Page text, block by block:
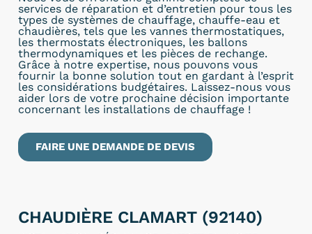
services de réparation et d’entretien pour tous les
types de systèmes de chauffage, chauffe-eau et
chaudières, tels que les vannes thermostatiques,
les thermostats électroniques, les ballons
thermodynamiques et les pièces de rechange.
Grâce à notre expertise, nous pouvons vous
fournir la bonne solution tout en gardant à l’esprit
les considérations budgétaires. Laissez-nous vous
aider lors de votre prochaine décision importante
concernant les installations de chauffage !
FAIRE UNE DEMANDE DE DEVIS
CHAUDIÈRE CLAMART (92140)